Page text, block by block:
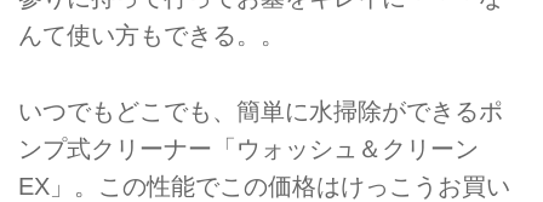
んて使い方もできる。。
いつでもどこでも、簡単に水掃除ができるポ
ンプ式クリーナー「ウォッシュ＆クリーン
EX」。この性能でこの価格はけっこうお買い